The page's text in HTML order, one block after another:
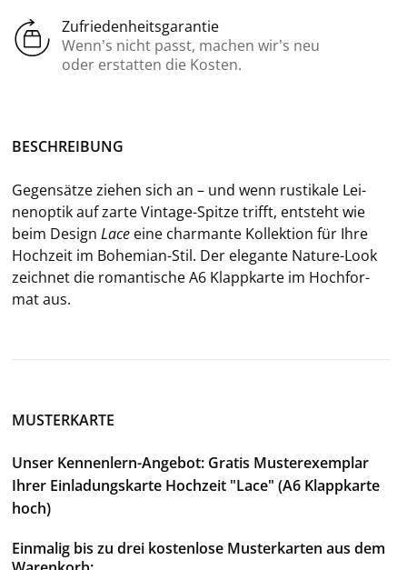
Zufriedenheitsgarantie
Wenn’s nicht passt, machen wir’s neu
oder erstatten die Kosten.
BE­SCHREI­BUNG
Ge­gen­sät­ze zie­hen sich an – und wenn rus­ti­ka­le Lei­
nen­op­tik auf zarte Vintage-​Spitze trifft, ent­steht wie
beim De­sign Lace eine char­man­te Kol­lek­ti­on für Ihre
Hoch­zeit im Bohemian-​Stil. Der ele­gan­te Nature-​Look
zeich­net die ro­man­ti­sche A6 Klapp­kar­te im Hoch­for­
mat aus.
MUSTERKARTE
Unser Kennenlern-Angebot: Gratis Musterexemplar
Ihrer Einladungskarte Hochzeit "Lace" (A6 Klappkarte
hoch)
Einmalig bis zu drei kostenlose Musterkarten aus dem